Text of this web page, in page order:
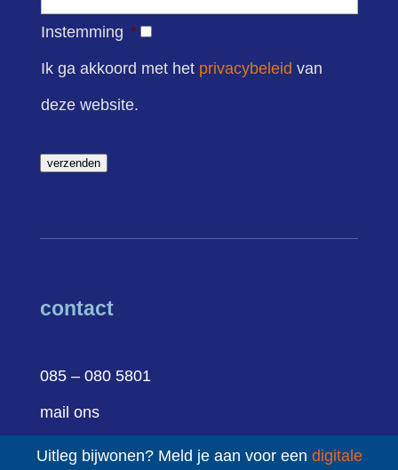
Uitleg bijwonen? Meld je aan voor een digitale
Instemming *
Ik ga akkoord met het privacybeleid van
deze website.
verzenden
contact
085 – 080 5801
mail ons
Sint Jacobsstraat 400-420